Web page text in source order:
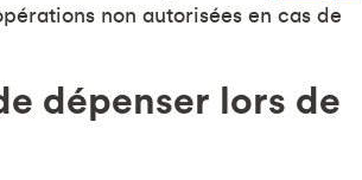
non autorisées en cas de
dépenser lors de